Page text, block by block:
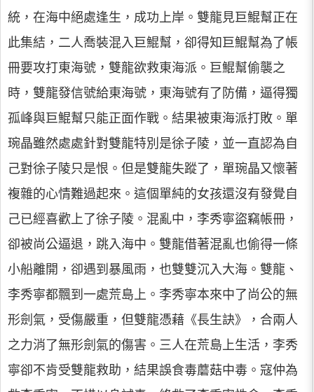
統，在海中絕處逢生，成功上岸。雙龍見巨鯤幫正在
此集結，二人喬裝混入巨鯤幫，卻得知巨鯤幫為了帳
冊要攻打東海號，雙龍欲救東海派。巨鯤幫偷襲之
時，雙龍發信號給東海號，東海號有了防備，逼得獨
孤峰與巨鯤幫只能正面作戰。結果被東海派打敗。單
琬晶雖然處處針對雙龍特別是徐子陵，並一直認為自
己對徐子陵只是恨。但是雙龍失蹤了，單琬晶又懷著
複雜的心情難過起來。這個單純的女孩還沒有發覺自
己已經喜歡上了徐子陵。混亂中，李秀寧盜竊帳冊，
卻被尚公逼退，跳入海中。雙龍借著混亂也偷得一條
小船離開，卻遇到暴風雨，也雙雙沉入大海。雙龍、
李秀寧都飄到一處荒島上。李秀寧本來中了尚公的無
形劍氣，受傷嚴重，但雙龍憑藉《長生訣》，合兩人
之力消了無形劍氣的傷害。三人在荒島上生活，李秀
寧卻不肯受雙龍救助，結果誤食毒蘑菇中毒。寇仲為